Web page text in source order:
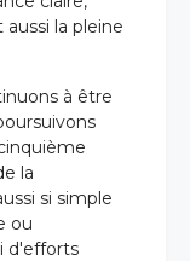
aussi la pleine
à être
la
si simple
ou
d'efforts